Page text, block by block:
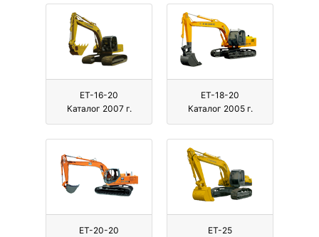
ЕТ-16-20
Каталог 2007 г.
ЕТ-18-20
Каталог 2005 г.
ЕТ-20-20
ЕТ-25